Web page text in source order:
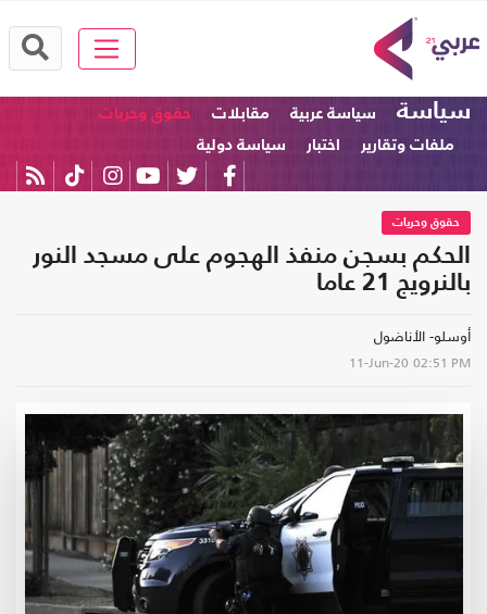
سياسة سياسة عربية مقابلات
حقوق وحريات
ملفات وتقارير
اختبار سياسة دولية
حقوق وحريات
الحكم بسجن منفذ الهجوم على مسجد النور
بالنرويج 21 عاما
أوسلو- الأناضول
11-Jun-20 02:51 PM